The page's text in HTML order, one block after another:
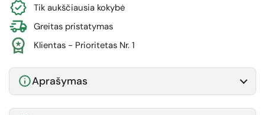
Tik aukščiausia kokybė
Greitas pristatymas
Klientas - Prioritetas Nr. 1
Aprašymas